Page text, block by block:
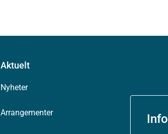
Aktuelt
Nyheter
Arrangementer